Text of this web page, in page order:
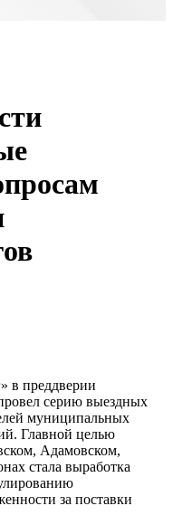
в преддверии
серию выездных
муниципальных
Главной целью
Адамовском,
стала выработка
за поставки